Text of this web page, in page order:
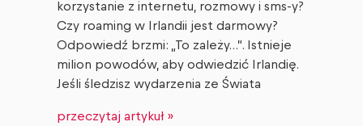
korzystanie z internetu, rozmowy i sms-y?
Czy roaming w Irlandii jest darmowy?
Odpowiedź brzmi: „To zależy…”. Istnieje
milion powodów, aby odwiedzić Irlandię.
Jeśli śledzisz wydarzenia ze Świata
przeczytaj artykuł »